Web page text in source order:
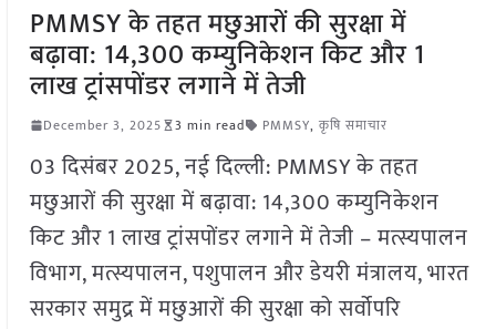
PMMSY के तहत मछुआरों की सुरक्षा में
बढ़ावा: 14,300 कम्युनिकेशन किट और 1
लाख ट्रांसपोंडर लगाने में तेजी
December 3, 2025 3 min read PMMSY, कृषि समाचार
03 दिसंबर 2025, नई दिल्ली: PMMSY के तहत
मछुआरों की सुरक्षा में बढ़ावा: 14,300 कम्युनिकेशन
किट और 1 लाख ट्रांसपोंडर लगाने में तेजी – मत्स्यपालन
विभाग, मत्स्यपालन, पशुपालन और डेयरी मंत्रालय, भारत
सरकार समुद्र में मछुआरों की सुरक्षा को सर्वोपरि